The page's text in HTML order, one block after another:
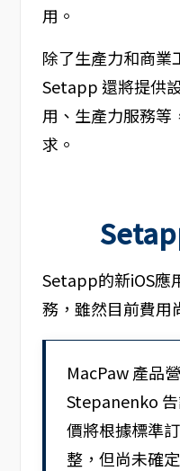
用。
除了生產力和商業
Setapp 還將提供
用、生產力服務等
求。
Setapp的新iOS應
務，雖然目前費用
MacPaw 產品
Stepanenko
價將根據標準
整，但尚未確